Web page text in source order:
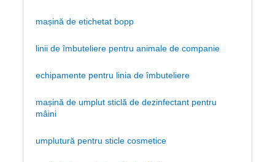
mașină de etichetat bopp
linii de îmbuteliere pentru animale de companie
echipamente pentru linia de îmbuteliere
mașină de umplut sticlă de dezinfectant pentru
mâini
umplutură pentru sticle cosmetice